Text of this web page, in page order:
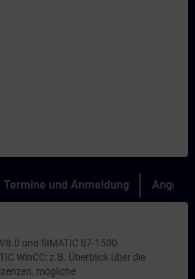
Termine und Anmeldung Angebot
und SIMATIC S7-1500
WinCC: z.B. Überblick über die
mögliche